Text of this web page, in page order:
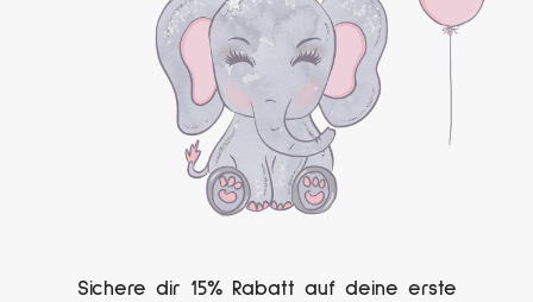
Sichere dir 15% Rabatt auf deine erste